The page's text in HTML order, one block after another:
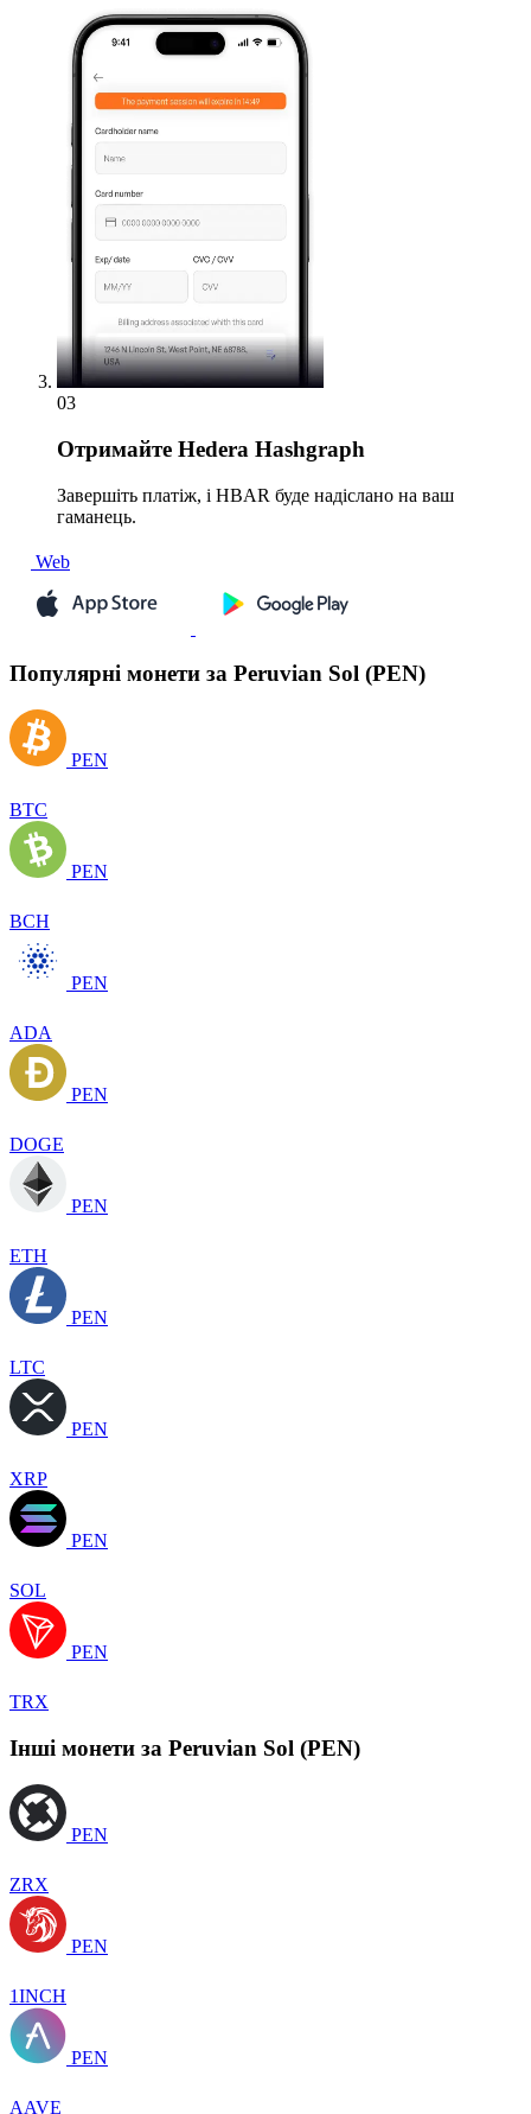
03
Отримайте Hedera Hashgraph
Завершіть платіж, і HBAR буде надіслано на ваш
гаманець.
Web
Популярні монети за Peruvian Sol (PEN)
PEN
BTC
PEN
BCH
PEN
ADA
PEN
DOGE
PEN
ETH
PEN
LTC
PEN
XRP
PEN
SOL
PEN
TRX
Інші монети за Peruvian Sol (PEN)
PEN
ZRX
PEN
1INCH
PEN
AAVE